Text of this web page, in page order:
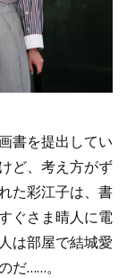
書を提出してい
ど、考え方がず
た彩江子は、書
ぐさま晴人に電
は部屋で結城愛
だ……。